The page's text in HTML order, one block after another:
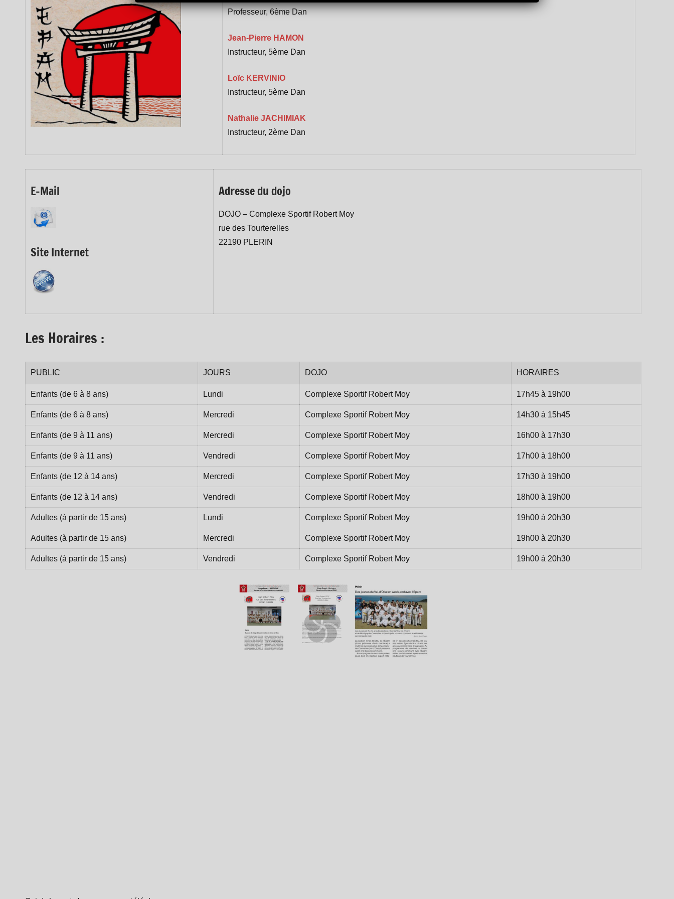
Professeur, 6ème Dan
Jean-Pierre HAMON
Instructeur, 5ème Dan
Loïc KERVINIO
Instructeur, 5ème Dan
Nathalie JACHIMIAK
Instructeur, 2ème Dan
E-Mail
Site Internet
Adresse du dojo
DOJO – Complexe Sportif Robert Moy
rue des Tourterelles
22190 PLERIN
Les Horaires :
PUBLIC JOURS DOJO HORAIRES
Enfants (de 6 à 8 ans) Lundi Complexe Sportif Robert Moy 17h45 à 19h00
Enfants (de 6 à 8 ans) Mercredi Complexe Sportif Robert Moy 14h30 à 15h45
Enfants (de 9 à 11 ans) Mercredi Complexe Sportif Robert Moy 16h00 à 17h30
Enfants (de 9 à 11 ans) Vendredi Complexe Sportif Robert Moy 17h00 à 18h00
Enfants (de 12 à 14 ans) Mercredi Complexe Sportif Robert Moy 17h30 à 19h00
Enfants (de 12 à 14 ans) Vendredi Complexe Sportif Robert Moy 18h00 à 19h00
Adultes (à partir de 15 ans) Lundi Complexe Sportif Robert Moy 19h00 à 20h30
Adultes (à partir de 15 ans) Mercredi Complexe Sportif Robert Moy 19h00 à 20h30
Adultes (à partir de 15 ans) Vendredi Complexe Sportif Robert Moy 19h00 à 20h30